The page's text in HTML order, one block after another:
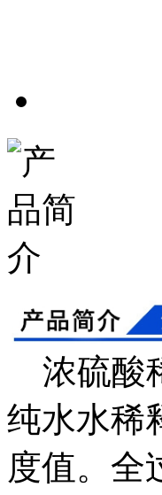
浓硫酸
纯水水稀
度值。全